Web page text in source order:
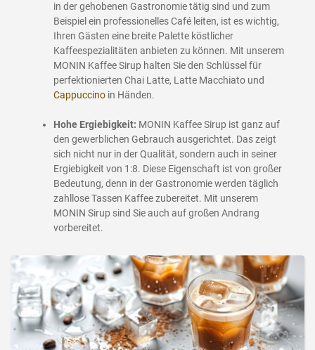
in der gehobenen Gastronomie tätig sind und zum
Beispiel ein professionelles Café leiten, ist es wichtig,
Ihren Gästen eine breite Palette köstlicher
Kaffeespezialitäten anbieten zu können. Mit unserem
MONIN Kaffee Sirup halten Sie den Schlüssel für
perfektionierten Chai Latte, Latte Macchiato und
Cappuccino in Händen.
Hohe Ergiebigkeit: MONIN Kaffee Sirup ist ganz auf
den gewerblichen Gebrauch ausgerichtet. Das zeigt
sich nicht nur in der Qualität, sondern auch in seiner
Ergiebigkeit von 1:8. Diese Eigenschaft ist von großer
Bedeutung, denn in der Gastronomie werden täglich
zahllose Tassen Kaffee zubereitet. Mit unserem
MONIN Sirup sind Sie auch auf großen Andrang
vorbereitet.